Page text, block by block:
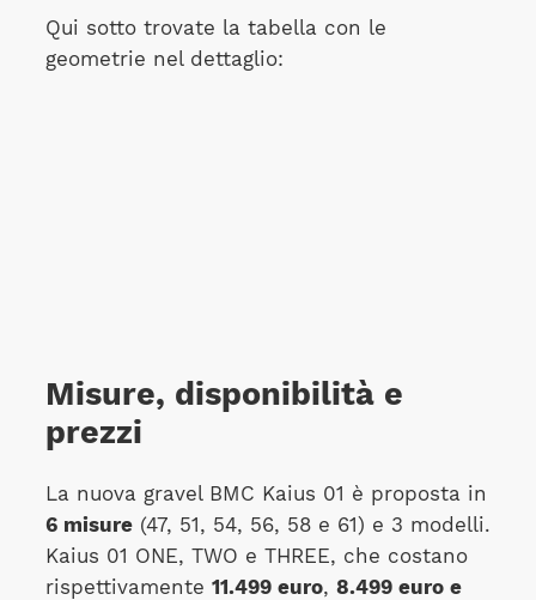
Qui sotto trovate la tabella con le
geometrie nel dettaglio:
Misure, disponibilità e
prezzi
La nuova gravel BMC Kaius 01 è proposta in
6 misure(47, 51, 54, 56, 58 e 61) e 3 modelli.
Kaius 01 ONE, TWO e THREE, che costano
rispettivamente 11.499 euro, 8.499 euro e